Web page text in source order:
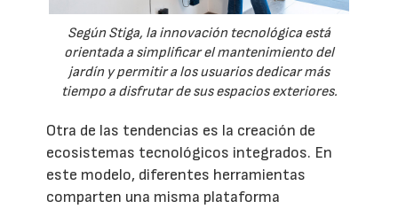
Según Stiga, la innovación tecnológica está
orientada a simplificar el mantenimiento del
jardín y permitir a los usuarios dedicar más
tiempo a disfrutar de sus espacios exteriores.
Otra de las tendencias es la creación de
ecosistemas tecnológicos integrados. En
este modelo, diferentes herramientas
comparten una misma plataforma